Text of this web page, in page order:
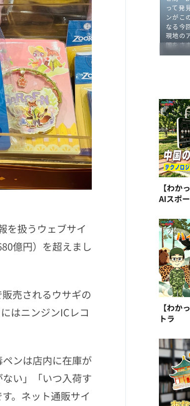
を扱うウェブサイ
億円）を超えまし
売されるウサギの
はニンジンICレコ
ンは店内に在庫が
い」「いつ入荷す
。ネット通販サイ
【わか
AIスポ
【わか
トラ